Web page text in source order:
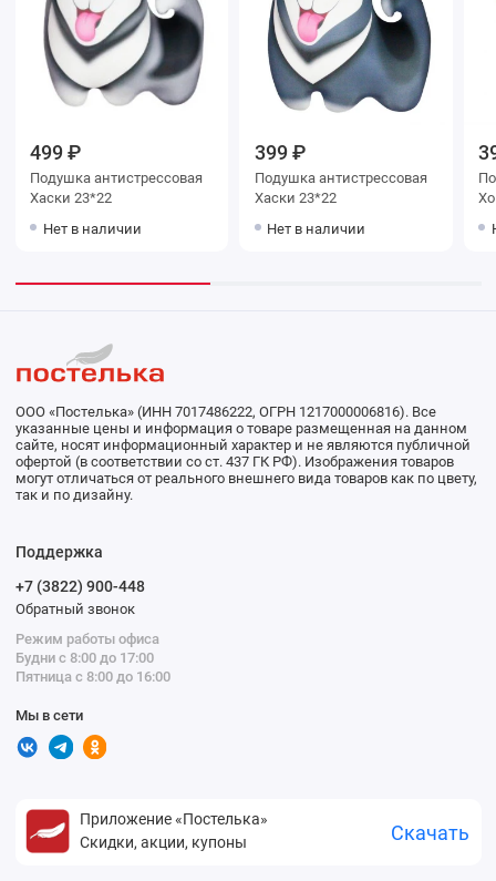
499 ₽
Подушка антистрессовая
Хаски 23*22
Нет в наличии
399 ₽
Подушка антистрессовая
Хаски 23*22
Нет в наличии
ООО «Постелька» (ИНН 7017486222, ОГРН 1217000006816). Все
указанные цены и информация о товаре размещенная на данном
сайте, носят информационный характер и не являются публичной
офертой (в соответствии со ст. 437 ГК РФ). Изображения товаров
могут отличаться от реального внешнего вида товаров как по цвету,
так и по дизайну.
Поддержка
+7 (3822) 900-448
Обратный звонок
Режим работы офиса
Будни с 8:00 до 17:00
Пятница с 8:00 до 16:00
Мы в сети
Приложение «Постелька»
Скидки, акции, купоны
Скачать